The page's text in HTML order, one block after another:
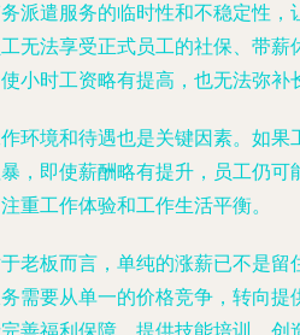
派遣服务的临时性和不稳定性，
无法享受正式员工的社保、带薪
小时工资略有提高，也无法弥补
环境和待遇也是关键因素。如果
，即使薪酬略有提升，员工仍可
重工作体验和工作生活平衡。
老板而言，单纯的涨薪已不是留
需要从单一的价格竞争，转向提